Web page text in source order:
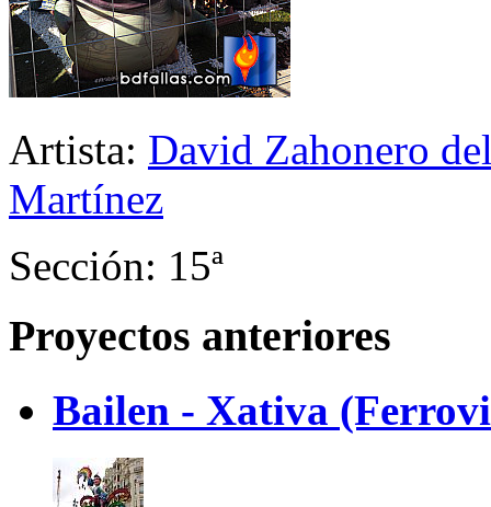
Artista: David Zahonero
Martínez
Sección: 15ª
Proyectos anteriores
Bailen - Xativa